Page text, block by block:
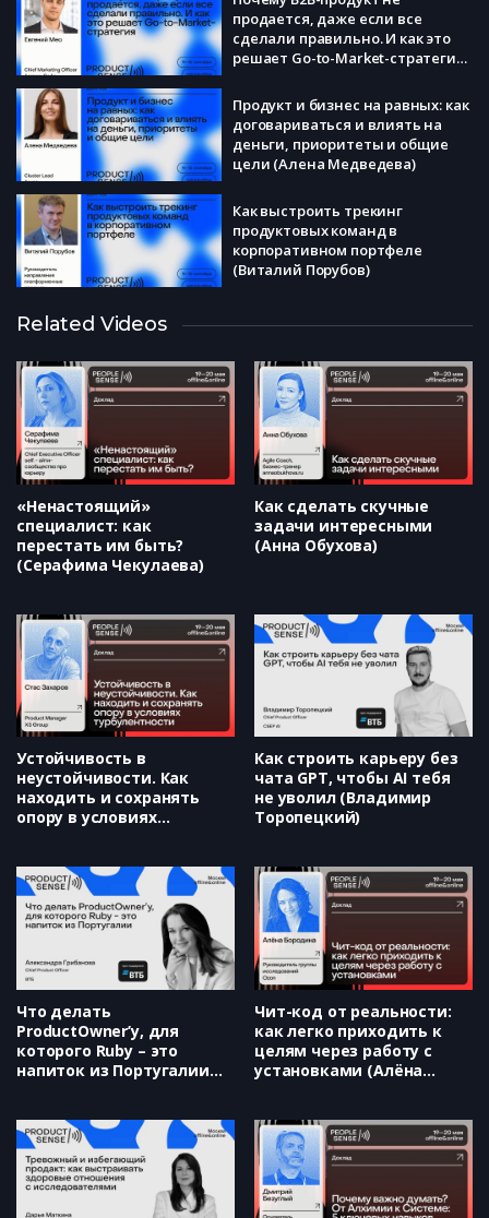
продается, даже если все
сделали правильно. И как это
решает Go-to-Market-стратегия
Продукт и бизнес на равных: как
договариваться и влиять на
деньги, приоритеты и общие
цели (Алена Медведева)
Как выстроить трекинг
продуктовых команд в
корпоративном портфеле
(Виталий Порубов)
карьере и в жизни (Илья
Забелин)
Где прячется потенциал?
Методы поиска точек роста
вашего продукта (Гульназ
Рахимова)
Related Videos
«Ненастоящий»
специалист: как
перестать им быть?
(Серафима Чекулаева)
Как сделать скучные
задачи интересными
(Анна Обухова)
Устойчивость в
неустойчивости. Как
находить и сохранять
опору в условиях
Как строить карьеру без
чата GPT, чтобы AI тебя
не уволил (Владимир
Торопецкий)
Что делать
ProductOwner’у, для
которого Ruby – это
напиток из Португалии
Чит-код от реальности:
как легко приходить к
целям через работу с
установками (Алёна